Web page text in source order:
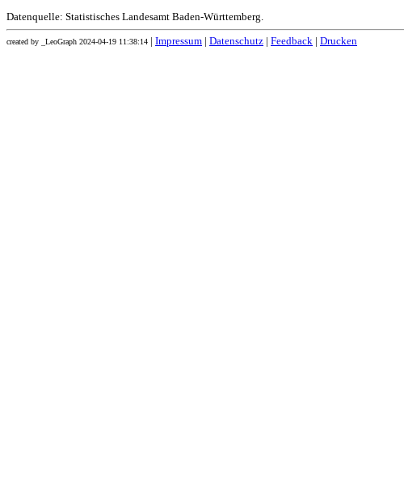
Datenquelle: Statistisches Landesamt Baden-Württemberg.
created by _LeoGraph 2024-04-19 11:38:14 Impressum Datenschutz Feedback Drucken